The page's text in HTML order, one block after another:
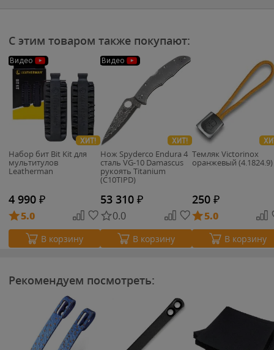
С этим товаром также покупают:
Видео
ХИТ!
Набор бит Bit Kit для
мультитулов
Leatherman
4 990 ₽
5.0
В корзину
Видео
ХИТ!
Нож Spyderco Endura 4
сталь VG-10 Damascus
рукоять Titanium
(C10TIPD)
53 310 ₽
0.0
В корзину
Темляк Victorinox
оранжевый (4.1824.9)
250 ₽
5.0
В корзину
Рекомендуем посмотреть: